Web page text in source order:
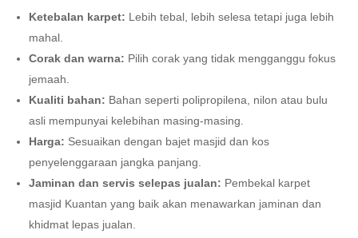
Ketebalan karpet: Lebih tebal, lebih selesa tetapi juga lebih
mahal.
Corak dan warna: Pilih corak yang tidak mengganggu fokus
jemaah.
Kualiti bahan: Bahan seperti polipropilena, nilon atau bulu
asli mempunyai kelebihan masing-masing.
Harga: Sesuaikan dengan bajet masjid dan kos
penyelenggaraan jangka panjang.
Jaminan dan servis selepas jualan: Pembekal karpet
masjid Kuantan yang baik akan menawarkan jaminan dan
khidmat lepas jualan.